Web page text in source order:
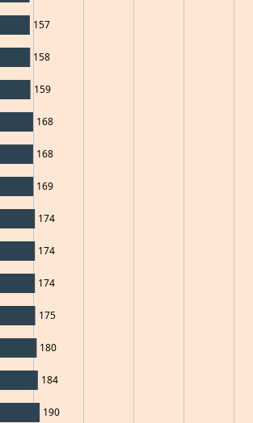
157
158
159
168
168
169
174
174
174
175
180
184
190